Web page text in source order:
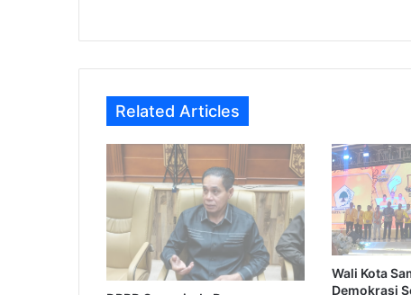
Related Articles
Wali Kota
Demokrasi